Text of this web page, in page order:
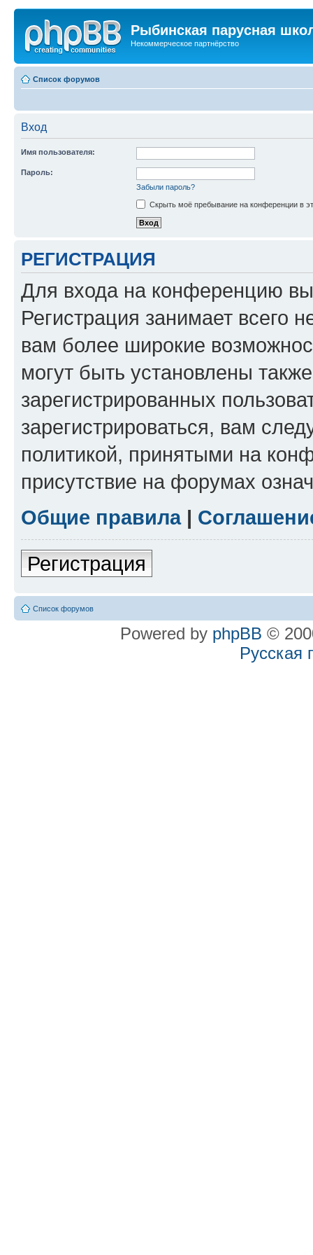
Рыбинская парусная
Некоммерческое партнёрство
Список форумов
Вход
Имя пользователя:
Пароль:
Забыли пароль?
Скрыть моё пребывание на конференции в
РЕГИСТРАЦИЯ
Для входа на конференцию
Регистрация занимает всего
вам более широкие
могут быть установлены
зарегистрированных
зарегистрироваться, вам
политикой, принятыми на
присутствие на форумах
Общие правила|
Регистрация
Список форумов
Powered by phpBB ©
Русская